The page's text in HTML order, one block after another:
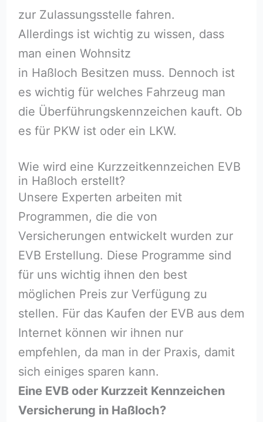
zur Zulassungsstelle fahren.
Allerdings ist wichtig zu wissen, dass
man einen Wohnsitz
in Haßloch⁠ Besitzen muss. Dennoch ist
es wichtig für welches Fahrzeug man
die Überführungskennzeichen kauft. Ob
es für PKW ist oder ein LKW.
Wie wird eine Kurzzeitkennzeichen EVB
in Haßloch⁠ erstellt?
Unsere Experten arbeiten mit
Programmen, die die von
Versicherungen entwickelt wurden zur
EVB Erstellung. Diese Programme sind
für uns wichtig ihnen den best
möglichen Preis zur Verfügung zu
stellen. Für das Kaufen der EVB aus dem
Internet können wir ihnen nur
empfehlen, da man in der Praxis, damit
sich einiges sparen kann.
Eine EVB oder Kurzzeit Kennzeichen
Versicherung in Haßloch⁠?